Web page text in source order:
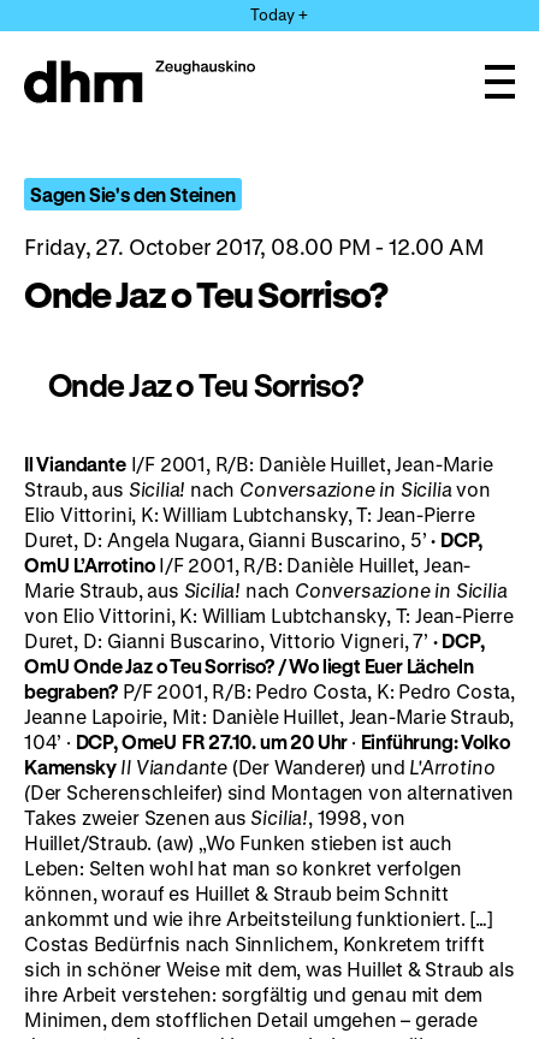
directly
the
Today +
Sagen Sie's den Steinen
Friday, 27. October 2017, 08.00 PM - 12.00 AM
Onde Jaz o Teu Sorriso?
Onde Jaz o Teu Sorriso?
Il ViandanteI/F 2001, R/B: Danièle Huillet, Jean-Marie
Straub, aus Sicilia! nach Conversazione in Siciliavon
Elio Vittorini, K: William Lubtchansky, T: Jean-Pierre
Duret, D: Angela Nugara, Gianni Buscarino, 5’· DCP,
OmU L’ArrotinoI/F 2001, R/B: Danièle Huillet, Jean-
Marie Straub, aus Sicilia! nach Conversazione in Sicilia
von Elio Vittorini, K: William Lubtchansky, T: Jean-Pierre
Duret, D: Gianni Buscarino, Vittorio Vigneri, 7’ · DCP,
OmU Onde Jaz o Teu Sorriso?/ Wo liegt Euer Lächeln
begraben? P/F 2001, R/B: Pedro Costa, K: Pedro Costa,
Jeanne Lapoirie, Mit: Danièle Huillet, Jean-Marie Straub,
104’ · DCP, OmeU FR 27.10. um 20 Uhr · Einführung: Volko
Kamensky Il Viandante (Der Wanderer) und L'Arrotino
(Der Scherenschleifer) sind Montagen von alternativen
Takes zweier Szenen aus Sicilia!, 1998, von
Huillet/Straub. (aw) „Wo Funken stieben ist auch
Leben: Selten wohl hat man so konkret verfolgen
können, worauf es Huillet & Straub beim Schnitt
ankommt und wie ihre Arbeitsteilung funktioniert. […]
Costas Bedürfnis nach Sinnlichem, Konkretem trifft
sich in schöner Weise mit dem, was Huillet & Straub als
ihre Arbeit verstehen: sorgfältig und genau mit dem
Minimen, dem stofflichen Detail umgehen – gerade